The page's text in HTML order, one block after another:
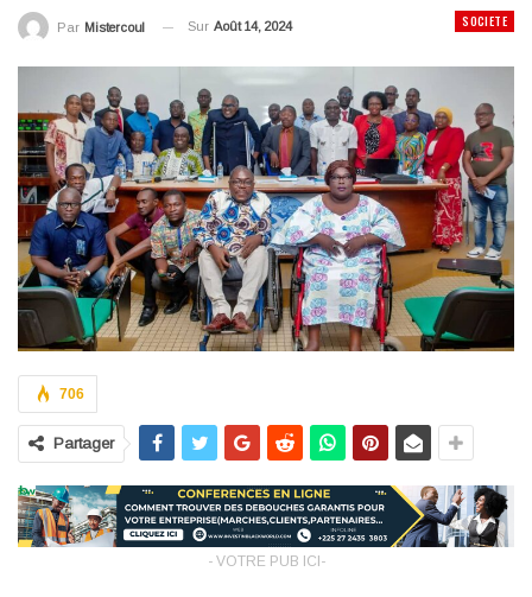
SOCIETE
Par Mistercoul Sur Août 14, 2024
706
Partager
- VOTRE PUB ICI-